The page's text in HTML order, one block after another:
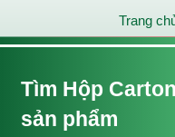
Trang
Tìm Hộp
sản phẩm